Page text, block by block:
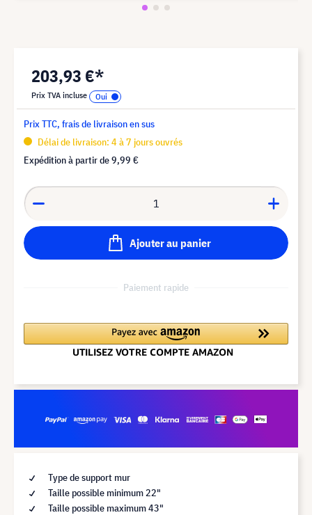
203,93 €*
Prix TVA incluse
Prix TTC, frais de livraison en sus
Délai de livraison: 4 à 7 jours ouvrés
Expédition à partir de9,99 €
Ajouter au panier
Paiement rapide
Type de support mur
Taille possible minimum 22"
Taille possible maximum 43"